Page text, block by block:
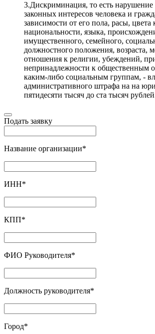
3.Дискриминация, то есть нарушение
законных интересов человека и
зависимости от его пола, расы, цвета
национальности, языка,
имущественного, семейного,
должностного положения, возраста,
отношения к религии, убеждений,
непринадлежности к общественным
каким-либо социальным группам, -
административного штрафа на на
пятидесяти тысяч до ста тысяч
Подать заявку
Название организации*
ИНН*
КПП*
ФИО Руководителя*
Должность руководителя*
Город*